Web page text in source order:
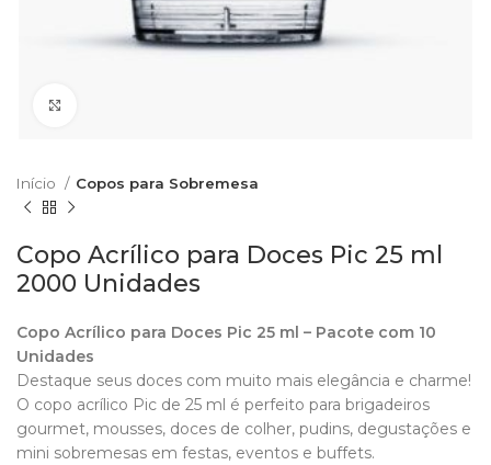
Início Copos para Sobremesa
Copo Acrílico para Doces Pic 25 ml
2000 Unidades
Copo Acrílico para Doces Pic 25 ml – Pacote com 10
Unidades
Destaque seus doces com muito mais elegância e charme!
O copo acrílico Pic de 25 ml é perfeito para brigadeiros
gourmet, mousses, doces de colher, pudins, degustações e
mini sobremesas em festas, eventos e buffets.